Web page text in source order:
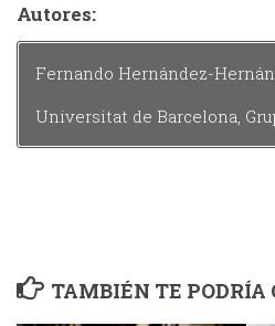
Autores:
Fernando Hernández-
Universitat de Barcelona,
TAMBIÉN TE PODRÍA